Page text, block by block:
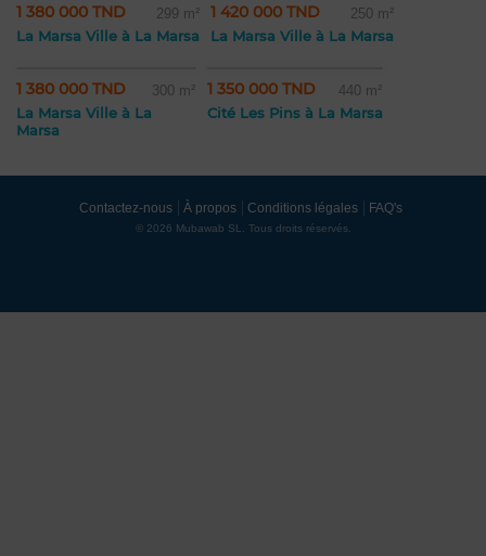
1 380 000 TND 299 m²
La Marsa Ville à La Marsa
1 420 000 TND 250 m²
La Marsa Ville à La Marsa
1 380 000 TND 300 m²
La Marsa Ville à La
Marsa
1 350 000 TND 440 m²
Cité Les Pins à La Marsa
Contactez-nous À propos Conditions légales FAQ's
© 2026 Mubawab SL. Tous droits réservés.